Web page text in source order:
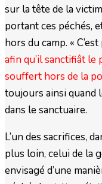
sur la tête de la
portant ces péchés,
hors du camp. «
afin qu’il sanctifiât le
souffert hors de la
toujours ainsi quand
dans le sanctuaire.
L’un des sacrifices,
plus loin, celui de la
envisagé d’une